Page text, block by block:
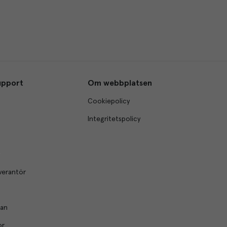
Om webbplatsen
Cookiepolicy
Integritetspolicy